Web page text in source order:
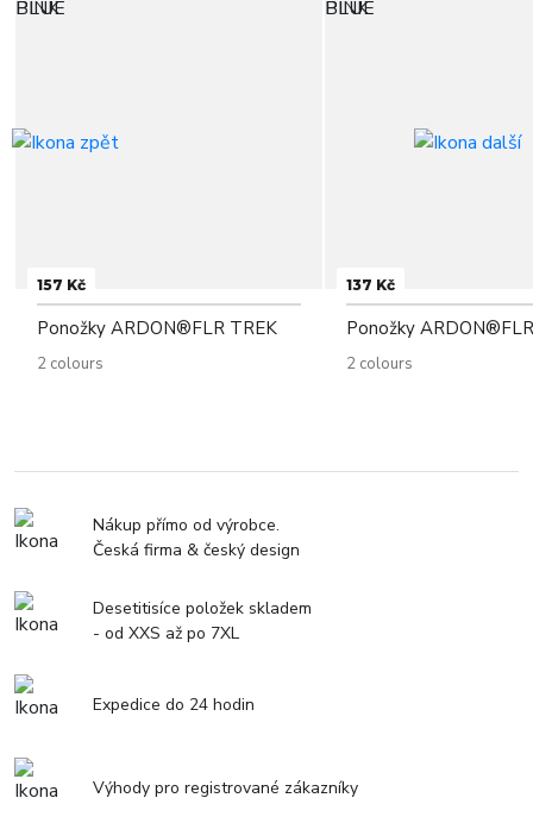
157 Kč
Ponožky ARDON®FLR TREK
2 colours
137 Kč
Ponožky
2 colours
Nákup přímo od výrobce.
Česká firma & český design
Desetitisíce položek skladem
- od XXS až po 7XL
Expedice do 24 hodin
Výhody pro registrované zákazníky